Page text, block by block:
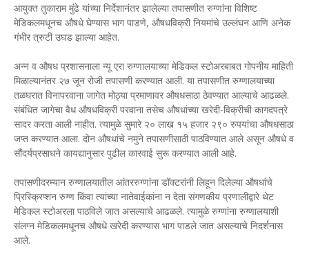
आयुक्त तुकाराम मुंढे यांच्या निर्देशानंतर झालेल्या तपासणीत रुग्णांना विशिष्ट
मेडिकलमधूनच औषधे घेण्यास भाग पाडणे, औषधविक्री नियमांचे उल्लंघन आणि अनेक
गंभीर त्रुटी उघड झाल्या आहेत.
अन्न व औषध प्रशासनाला न्यू एरा रुग्णालयाच्या मेडिकल स्टोअरबाबत गोपनीय माहिती
मिळाल्यानंतर २७ जून रोजी तपासणी करण्यात आली. या तपासणीत रुग्णालयाच्या
तळघरात विनापरवाना जागेत मोठ्या प्रमाणावर औषधसाठा ठेवण्यात आल्याचे आढळले.
संबंधित जागेचा वैध औषधविक्री परवाना तसेच औषधांच्या खरेदी-विक्रीची कागदपत्रे
सादर करता आली नाहीत. त्यामुळे सुमारे २० लाख १५ हजार २९० रुपयांचा औषधसाठा
जप्त करण्यात आला. दोन औषधांचे नमुने तपासणीसाठी पाठविण्यात आले असून औषधे व
सौंदर्यप्रसाधने कायद्यानुसार पुढील कारवाई सुरू करण्यात आली आहे.
तपासणीदरम्यान रुग्णालयातील आंतररुग्णांना डॉक्टरांनी लिहून दिलेल्या औषधांचे
प्रिस्क्रिप्शन रुग्ण किंवा त्यांच्या नातेवाईकांना न देता संगणकीय प्रणालीद्वारे थेट
मेडिकल स्टोअरला पाठविले जात असल्याचे आढळले. त्यामुळे रुग्णांना रुग्णालयाशी
संलग्न मेडिकलमधूनच औषधे खरेदी करण्यास भाग पाडले जात असल्याचे निदर्शनास
आले.